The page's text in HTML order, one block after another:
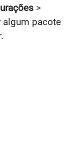
>
algum pacote